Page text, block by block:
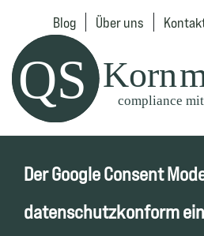
Blog Über uns
Der Google Consent
datenschutzkonform